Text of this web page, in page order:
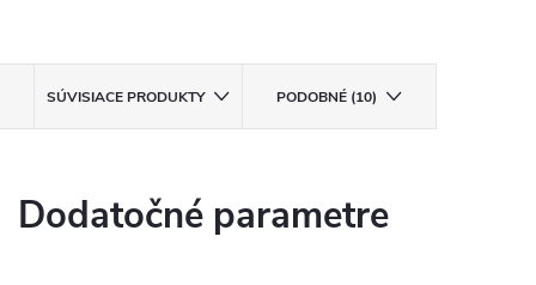
SÚVISIACE PRODUKTY PODOBNÉ (10)
Dodatočné parametre